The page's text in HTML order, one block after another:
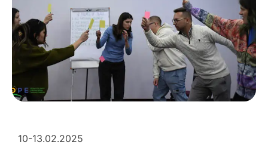
10-13.02.2025